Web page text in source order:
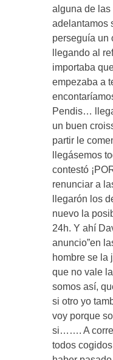
alguna de
adelantamos
perseguía un
llegando al
importaba
empezaba a
Pendis…
un buen
partir le
llegásemos
contestó
renunciar a
llegarón los
nuevo la
24h. Y ahí
anuncio”en
hombre se la
que no vale
somos así,
si otro yo
voy porque
si……. A
todos